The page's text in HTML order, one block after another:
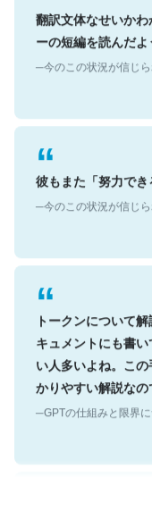
翻訳文体なせいかわ
ーの短編を読んだ
─今のこの状況が信じ
彼もまた「努力でき
─今のこの状況が信じ
トークンについて
キュメントにも書
い人多いよね。こ
かりやすい解説なの
─GPTの仕組みと限界